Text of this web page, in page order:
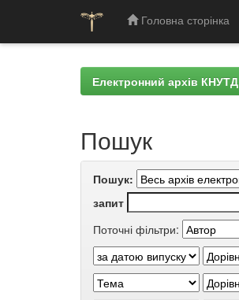
Головна сторінка
Електронний архів КНУТД
Пошук
Пошук:
запит
Поточні фільтри: